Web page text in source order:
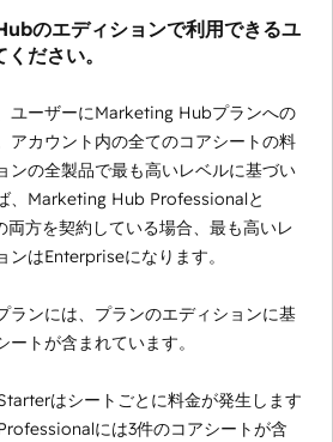
のエディションで利用できるユ
ださい。
ユーザーにMarketing Hubプランへの
アカウント内の全てのコアシートの料
ンの全製品で最も高いレベルに基づい
、Marketing Hub Professionalと
方を契約している場合、最も高いレ
はEnterpriseになります。
ンには、プランのエディションに基
トが含まれています。
はシートごとに料金が発生します
には3件のコアシートが含